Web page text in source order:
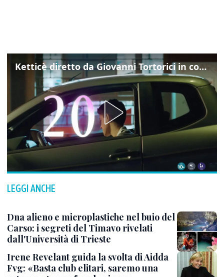
Ketticè diretto da Giovanni Tortorici in concorso al Locarno Film Festival
LEGGI ANCHE
Dna alieno e microplastiche nel buio del
Carso: i segreti del Timavo rivelati
dall'Università di Trieste
Irene Revelant guida la svolta di Aidda
Fvg: «Basta club elitari, saremo una